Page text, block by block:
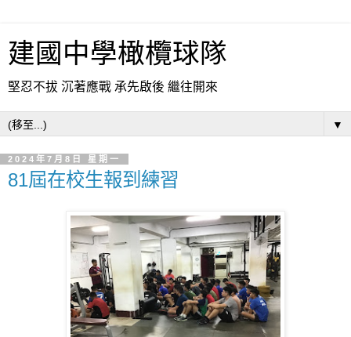
建國中學橄欖球隊
堅忍不拔 沉著應戰 承先啟後 繼往開來
▼
2024年7月8日 星期一
81屆在校生報到練習